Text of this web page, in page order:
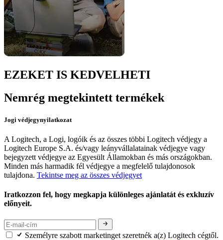
EZEKET IS KEDVELHETI
Nemrég megtekintett termékek
Jogi védjegynyilatkozat
A Logitech, a Logi, logóik és az összes többi Logitech védjegy a
Logitech Europe S.A. és/vagy leányvállalatainak védjegye vagy
bejegyzett védjegye az Egyesült Államokban és más országokban.
Minden más harmadik fél védjegye a megfelelő tulajdonosok
tulajdona. Tekintse meg az összes védjegyet
Iratkozzon fel, hogy megkapja különleges ajánlatát és exkluzív
előnyeit.
Személyre szabott marketinget szeretnék a(z) Logitech cégtől.